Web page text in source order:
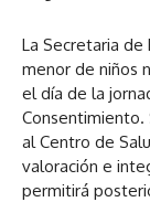
La Secretaria de
menor de niños
el día de la
Consentimiento.
al Centro de
valoración e
permitirá